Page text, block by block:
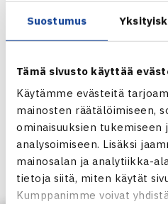
Suostumus
Tämä sivusto käyttää
Käytämme evästeitä
mainosten räätälöimiseen,
ominaisuuksien tukemiseen
analysoimiseen. Lisäksi
mainosalan ja analytiikka-
tietoja siitä, miten käytät
Kumppanimme voivat